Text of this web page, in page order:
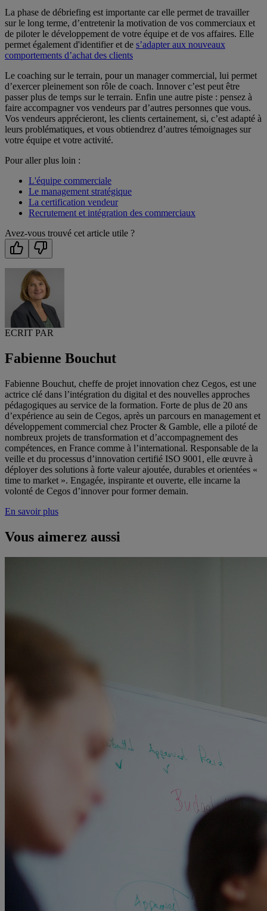
La phase de débriefing est importante car elle permet de travailler
sur le long terme, d’entretenir la motivation de vos commerciaux et
de piloter le développement de votre équipe et de vos affaires. Elle
permet également d'identifier et de s’adapter aux nouveaux
comportements d’achat des clients
Le coaching sur le terrain, pour un manager commercial, lui permet
d’exercer pleinement son rôle de coach. Innover c’est peut être
passer plus de temps sur le terrain. Enfin une autre piste : pensez à
faire accompagner vos vendeurs par d’autres personnes que vous.
Vos vendeurs apprécieront, les clients certainement, si, c’est adapté à
leurs problématiques, et vous obtiendrez d’autres témoignages sur
votre équipe et votre activité.
Pour aller plus loin :
L'équipe commerciale
Le management stratégique
La certification vendeur
Recrutement et intégration des commerciaux
Avez-vous trouvé cet article utile ?
ECRIT PAR
Fabienne Bouchut
Fabienne Bouchut, cheffe de projet innovation chez Cegos, est une
actrice clé dans l’intégration du digital et des nouvelles approches
pédagogiques au service de la formation. Forte de plus de 20 ans
d’expérience au sein de Cegos, après un parcours en management et
développement commercial chez Procter & Gamble, elle a piloté de
nombreux projets de transformation et d’accompagnement des
compétences, en France comme à l’international. Responsable de la
veille et du processus d’innovation certifié ISO 9001, elle œuvre à
déployer des solutions à forte valeur ajoutée, durables et orientées «
time to market ». Engagée, inspirante et ouverte, elle incarne la
volonté de Cegos d’innover pour former demain.
En savoir plus
Vous aimerez aussi